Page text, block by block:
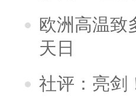
欧洲高温致
天日
社评：亮剑